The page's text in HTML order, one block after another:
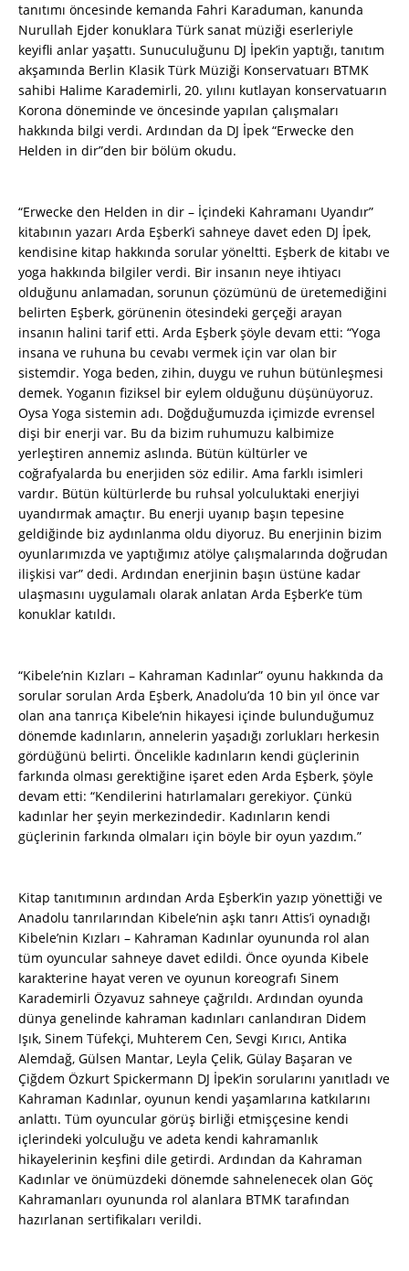
tanıtımı öncesinde kemanda Fahri Karaduman, kanunda
Nurullah Ejder konuklara Türk sanat müziği eserleriyle
keyifli anlar yaşattı. Sunuculuğunu DJ İpek’in yaptığı, tanıtım
akşamında Berlin Klasik Türk Müziği Konservatuarı BTMK
sahibi Halime Karademirli, 20. yılını kutlayan konservatuarın
Korona döneminde ve öncesinde yapılan çalışmaları
hakkında bilgi verdi. Ardından da DJ İpek “Erwecke den
Helden in dir”den bir bölüm okudu.
“Erwecke den Helden in dir – İçindeki Kahramanı Uyandır”
kitabının yazarı Arda Eşberk’i sahneye davet eden DJ İpek,
kendisine kitap hakkında sorular yöneltti. Eşberk de kitabı ve
yoga hakkında bilgiler verdi. Bir insanın neye ihtiyacı
olduğunu anlamadan, sorunun çözümünü de üretemediğini
belirten Eşberk, görünenin ötesindeki gerçeği arayan
insanın halini tarif etti. Arda Eşberk şöyle devam etti: “Yoga
insana ve ruhuna bu cevabı vermek için var olan bir
sistemdir. Yoga beden, zihin, duygu ve ruhun bütünleşmesi
demek. Yoganın fiziksel bir eylem olduğunu düşünüyoruz.
Oysa Yoga sistemin adı. Doğduğumuzda içimizde evrensel
dişi bir enerji var. Bu da bizim ruhumuzu kalbimize
yerleştiren annemiz aslında. Bütün kültürler ve
coğrafyalarda bu enerjiden söz edilir. Ama farklı isimleri
vardır. Bütün kültürlerde bu ruhsal yolculuktaki enerjiyi
uyandırmak amaçtır. Bu enerji uyanıp başın tepesine
geldiğinde biz aydınlanma oldu diyoruz. Bu enerjinin bizim
oyunlarımızda ve yaptığımız atölye çalışmalarında doğrudan
ilişkisi var” dedi. Ardından enerjinin başın üstüne kadar
ulaşmasını uygulamalı olarak anlatan Arda Eşberk’e tüm
konuklar katıldı.
“Kibele’nin Kızları – Kahraman Kadınlar” oyunu hakkında da
sorular sorulan Arda Eşberk, Anadolu’da 10 bin yıl önce var
olan ana tanrıça Kibele’nin hikayesi içinde bulunduğumuz
dönemde kadınların, annelerin yaşadığı zorlukları herkesin
gördüğünü belirti. Öncelikle kadınların kendi güçlerinin
farkında olması gerektiğine işaret eden Arda Eşberk, şöyle
devam etti: “Kendilerini hatırlamaları gerekiyor. Çünkü
kadınlar her şeyin merkezindedir. Kadınların kendi
güçlerinin farkında olmaları için böyle bir oyun yazdım.”
Kitap tanıtımının ardından Arda Eşberk’in yazıp yönettiği ve
Anadolu tanrılarından Kibele’nin aşkı tanrı Attis’i oynadığı
Kibele’nin Kızları – Kahraman Kadınlar oyununda rol alan
tüm oyuncular sahneye davet edildi. Önce oyunda Kibele
karakterine hayat veren ve oyunun koreografı Sinem
Karademirli Özyavuz sahneye çağrıldı. Ardından oyunda
dünya genelinde kahraman kadınları canlandıran Didem
Işık, Sinem Tüfekçi, Muhterem Cen, Sevgi Kırıcı, Antika
Alemdağ, Gülsen Mantar, Leyla Çelik, Gülay Başaran ve
Çiğdem Özkurt Spickermann DJ İpek’in sorularını yanıtladı ve
Kahraman Kadınlar, oyunun kendi yaşamlarına katkılarını
anlattı. Tüm oyuncular görüş birliği etmişçesine kendi
içlerindeki yolculuğu ve adeta kendi kahramanlık
hikayelerinin keşfini dile getirdi. Ardından da Kahraman
Kadınlar ve önümüzdeki dönemde sahnelenecek olan Göç
Kahramanları oyununda rol alanlara BTMK tarafından
hazırlanan sertifikaları verildi.